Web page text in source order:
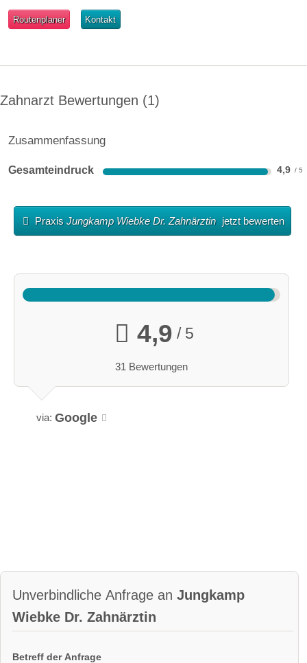
Routenplaner Kontakt
Zahnarzt Bewertungen 1
Zusammenfassung
Gesamteindruck 4,9
Praxis Jungkamp Wiebke Dr. Zahnärztin jetzt bewerten
4,9 / 5
31 Bewertungen
via: Google
Unverbindliche Anfrage an Jungkamp
Wiebke Dr. Zahnärztin
Betreff der Anfrage